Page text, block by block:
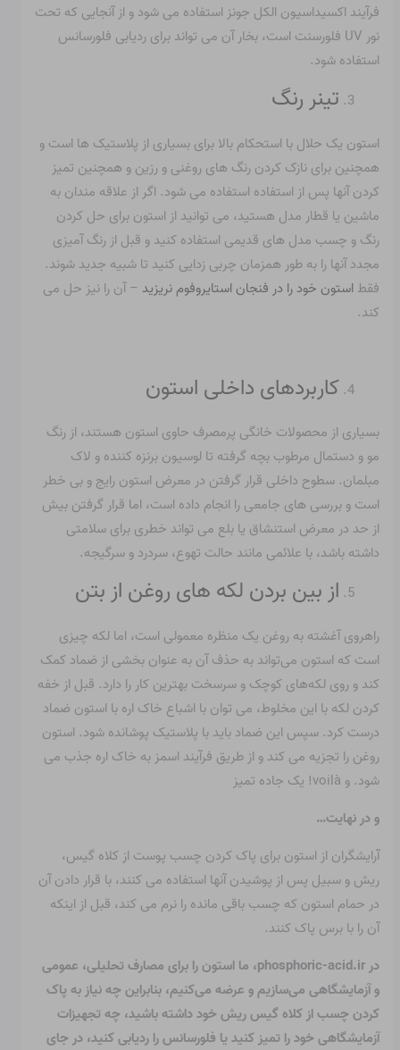
فرآیند اکسیداسیون الکل جونز استفاده می شود و از آنجایی که تحت
نور UV فلورسنت است، بخار آن می تواند برای ردیابی فلورسانس
استفاده شود.
تینر رنگ
استون یک حلال با استحکام بالا برای بسیاری از پلاستیک ها است و
همچنین برای نازک کردن رنگ های روغنی و رزین و همچنین تمیز
کردن آنها پس از استفاده استفاده می شود. اگر از علاقه مندان به
ماشین یا قطار مدل هستید، می توانید از استون برای حل کردن
رنگ و چسب مدل های قدیمی استفاده کنید و قبل از رنگ آمیزی
مجدد آنها را به طور همزمان چربی زدایی کنید تا شبیه جدید شوند.
فقطاستون خود را در فنجان استایروفوم نریزید – آن را نیز حل می
کند.
کاربردهای داخلی استون
بسیاری از محصولات خانگی پرمصرف حاوی استون هستند، از رنگ
مو و دستمال مرطوب بچه گرفته تا لوسیون برنزه کننده و لاک
مبلمان. سطوح داخلی قرار گرفتن در معرض استون رایج و بی خطر
است و بررسی های جامعی را انجام داده است، اما قرار گرفتن بیش
از حد در معرض استنشاق یا بلع می تواند خطری برای سلامتی
داشته باشد، با علائمی مانند حالت تهوع، سردرد و سرگیجه.
از بین بردن لکه های روغن از بتن
راهروی آغشته به روغن یک منظره معمولی است، اما لکه چیزی
است که استون می‌تواند به حذف آن به عنوان بخشی از ضماد کمک
کند و روی لکه‌های کوچک و سرسخت بهترین کار را دارد. قبل از خفه
کردن لکه با این مخلوط، می توان با اشباع خاک اره با استون ضماد
درست کرد. سپس این ضماد باید با پلاستیک پوشانده شود. استون
روغن را تجزیه می کند و از طریق فرآیند اسمز به خاک اره جذب می
شود. و voilà! یک جاده تمیز
و در نهایت…
آرایشگران از استون برای پاک کردن چسب پوست از کلاه گیس،
ریش و سبیل پس از پوشیدن آنها استفاده می کنند، با قرار دادن آن
در حمام استون که چسب باقی مانده را نرم می کند، قبل از اینکه
آن را با برس پاک کنند.
در phosphoric-acid.ir، ما استون را برای مصارف تحلیلی، عمومی
و آزمایشگاهی می‌سازیم و عرضه می‌کنیم، بنابراین چه نیاز به پاک
کردن چسب از کلاه گیس ریش خود داشته باشید، چه تجهیزات
آزمایشگاهی خود را تمیز کنید یا فلورسانس را ردیابی کنید، در جای